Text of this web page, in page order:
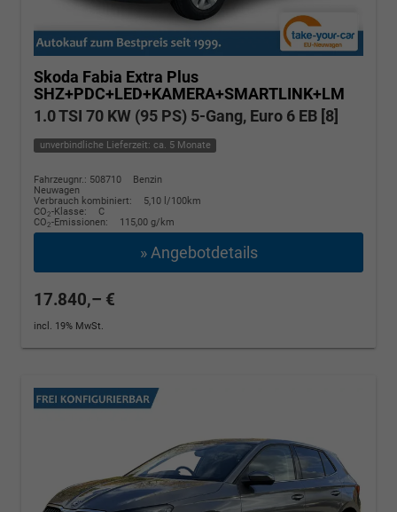
Skoda Fabia Extra Plus
SHZ+PDC+LED+KAMERA+SMARTLINK+LM
1.0 TSI 70 KW (95 PS) 5-Gang, Euro 6 EB [8]
unverbindliche Lieferzeit: ca. 5 Monate
Fahrzeugnr.: 508710
Benzin
Neuwagen
Verbrauch kombiniert:
5,10 l/100km
CO2-Klasse:
C
CO2-Emissionen: 115,00 g/km
» Angebotdetails
17.840,– €
incl. 19% MwSt.